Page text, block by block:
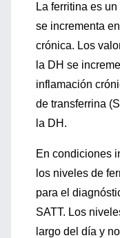
La ferritina es un
se incrementa
crónica. Los
la DH se
inflamación
de transferrina
la DH.
En condiciones
los niveles de
para el
SATT. Los
largo del día y